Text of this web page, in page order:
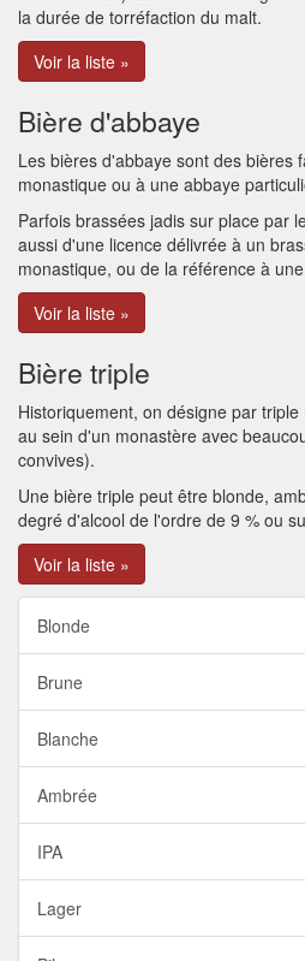
la durée de torréfaction du malt.
Voir la liste »
Bière d'abbaye
Les bières d'abbaye sont des bières
monastique ou à une abbaye
Parfois brassées jadis sur place par
aussi d'une licence délivrée à un
monastique, ou de la référence à
Voir la liste »
Bière triple
Historiquement, on désigne par
au sein d'un monastère avec
convives).
Une bière triple peut être blonde,
degré d'alcool de l'ordre de 9 % ou
Voir la liste »
Blonde
Brune
Blanche
Ambrée
IPA
Lager